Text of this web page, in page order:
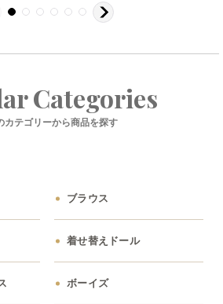
Categories
カテゴリーから商品を探す
ブラウス
着せ替えドール
ボーイズ